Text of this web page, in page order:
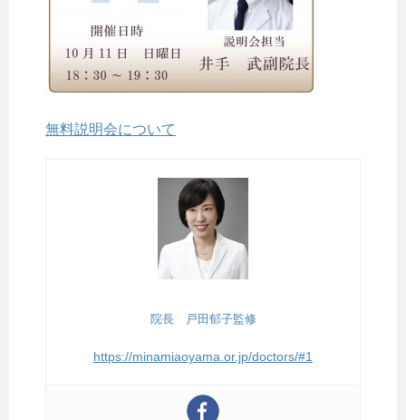
無料説明会について
院長 戸田郁子監修
https://minamiaoyama.or.jp/doctors/#1